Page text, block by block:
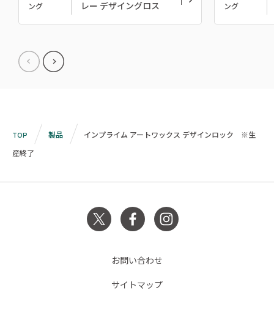
ング
レー デザイングロス
ング
TOP 製品
インプライム アートワックス デザインロック ※生
産終了
お問い合わせ
サイトマップ